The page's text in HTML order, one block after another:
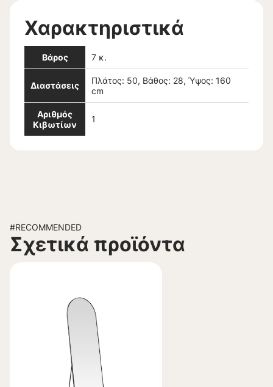
Χαρακτηριστικά
Βάρος 7 κ.
Διαστάσεις
Πλάτος: 50, Βάθος: 28, Ύψος: 160
cm
Αριθμός
Κιβωτίων
1
#RECOMMENDED
Σχετικά προϊόντα